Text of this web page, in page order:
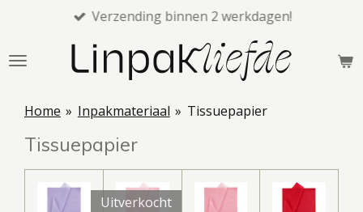
naar
Verzending binnen 2 werkdagen!
Home » Inpakmateriaal » Tissuepapier
Tissuepapier
Uitverkocht